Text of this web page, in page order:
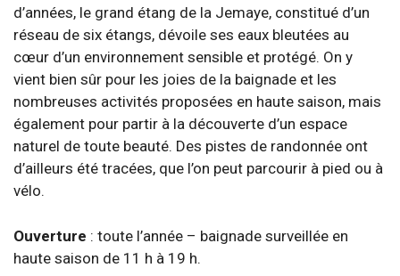
d’années, le grand étang de la Jemaye, constitué d’un
réseau de six étangs, dévoile ses eaux bleutées au
cœur d’un environnement sensible et protégé. On y
vient bien sûr pour les joies de la baignade et les
nombreuses activités proposées en haute saison, mais
également pour partir à la découverte d’un espace
naturel de toute beauté. Des pistes de randonnée ont
d’ailleurs été tracées, que l’on peut parcourir à pied ou à
vélo.
Ouverture : toute l’année – baignade surveillée en
haute saison de 11 h à 19 h.